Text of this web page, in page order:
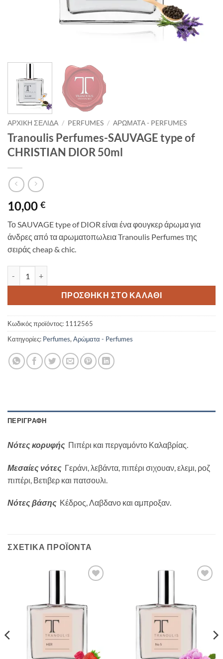
ΑΡΧΙΚΉ ΣΕΛΊΔΑ / PERFUMES / ΑΡΏΜΑΤΑ - PERFUMES
Tranoulis Perfumes-SAUVAGE type of
CHRISTIAN DIOR 50ml
10,00 €
Το SAUVAGE type of DIOR είναι ένα φουγκερ άρωμα για
άνδρες από τα αρωματοπωλεια Tranoulis Perfumes της
σειράς cheap & chic.
ΠΡΟΣΘΉΚΗ ΣΤΟ ΚΑΛΆΘΙ
Κωδικός προϊόντος: 1112565
Κατηγορίες: Perfumes, Αρώματα - Perfumes
ΠΕΡΙΓΡΑΦΉ
Νότες κορυφής Πιπέρι και περγαμόντο Καλαβρίας.
Μεσαίες νότες Γεράνι, λεβάντα, πιπέρι σιχουαν, ελεμι, ροζ
πιπέρι, Βετιβερ και πατσουλι.
Νότες βάσης Κέδρος, Λαβδανο και αμπροξαν.
ΣΧΕΤΙΚΆ ΠΡΟΪΌΝΤΑ